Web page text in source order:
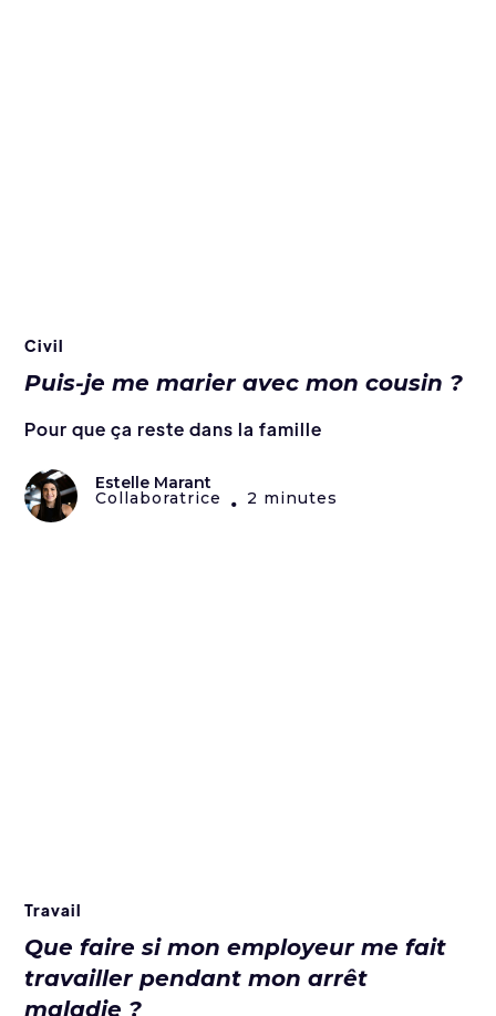
Civil
Puis-je me marier avec mon cousin ?
Pour que ça reste dans la famille
Estelle Marant
Collaboratrice • 2 minutes
Travail
Que faire si mon employeur me fait
travailler pendant mon arrêt
maladie ?